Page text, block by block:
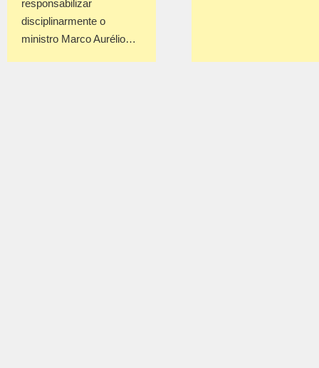
responsabilizar
disciplinarmente o
ministro Marco Aurélio…